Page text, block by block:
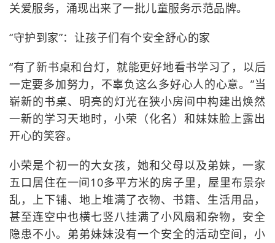
关爱服务，涌现出来了一批儿童服务示范品牌。
“守护到家”：让孩子们有个安全舒心的家
“有了新书桌和台灯，就能更好地看书学习了，以后
一定要多加努力，不辜负这么多好心人的心意。”当
崭新的书桌、明亮的灯光在狭小房间中构建出焕然
一新的学习天地时，小荣（化名）和妹妹脸上露出
开心的笑容。
小荣是个初一的大女孩，她和父母以及弟妹，一家
五口居住在一间10多平方米的房子里，屋里布景杂
乱，上下铺、地上堆满了衣物、书籍、生活用品，
甚至连空中也横七竖八挂满了小风扇和杂物，安全
隐患不小。弟弟妹妹没有一个安全的活动空间，小